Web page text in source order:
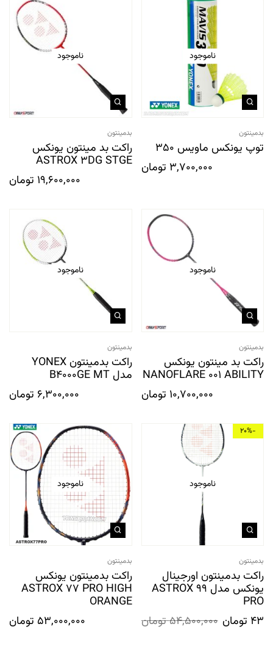
ناموجود
بدمینتون
توپ يونکس ماویس 350
3,700,000 تومان
ناموجود
بدمینتون
راکت بد مینتون یونکس
ASTROX 3DG STGE
19,600,000 تومان
ناموجود
بدمینتون
راکت بد مینتون یونکس
NANOFLARE 001 ABILITY
10,700,000 تومان
ناموجود
بدمینتون
راکت بدمینتون YONEX
مدل B4000GE MT
6,300,000 تومان
-20%
ناموجود
بدمینتون
راکت بدمینتون اورجینال
یونکس مدل ASTROX 99
PRO
54,500,000تومان تومان
ناموجود
بدمینتون
راکت بدمینتون یونکس
ASTROX 77 PRO HIGH
ORANGE
53,000,000 تومان